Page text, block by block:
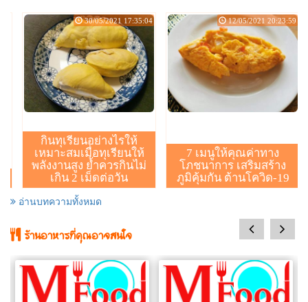
กินทุเรียนอย่างไรให้
เหมาะสมเมื่อทุเรียนให้
พลังงานสูง ย้ำควรกินไม่
เกิน 2 เม็ดต่อวัน
30/05/2021 17:35:04
7 เมนูให้คุณค่าทาง
โภชนาการ เสริมสร้าง
ภูมิคุ้มกัน ต้านโควิด-19
12/05/2021 20:23:59
อ่านบทความทั้งหมด
ร้านอาหารที่คุณอาจสนใจ
prev next